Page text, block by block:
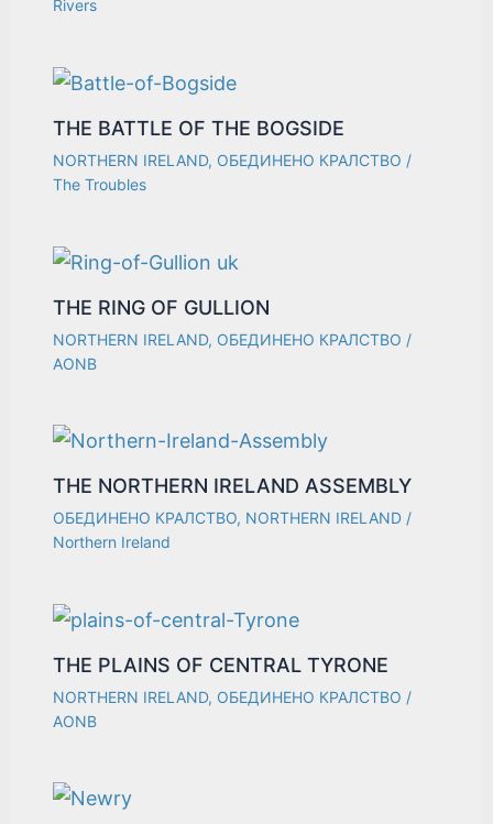
Rivers
THE BATTLE OF THE BOGSIDE
NORTHERN IRELAND, ОБЕДИНЕНО КРАЛСТВО /
The Troubles
THE RING OF GULLION
NORTHERN IRELAND, ОБЕДИНЕНО КРАЛСТВО /
AONB
THE NORTHERN IRELAND ASSEMBLY
ОБЕДИНЕНО КРАЛСТВО, NORTHERN IRELAND /
Northern Ireland
THE PLAINS OF CENTRAL TYRONE
NORTHERN IRELAND, ОБЕДИНЕНО КРАЛСТВО /
AONB